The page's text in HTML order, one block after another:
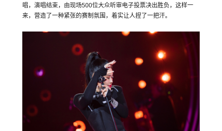
唱，演唱结束，由现场500位大众听审电子投票决出胜负，这样一
来，营造了一种紧张的赛制氛围，着实让人捏了一把汗。